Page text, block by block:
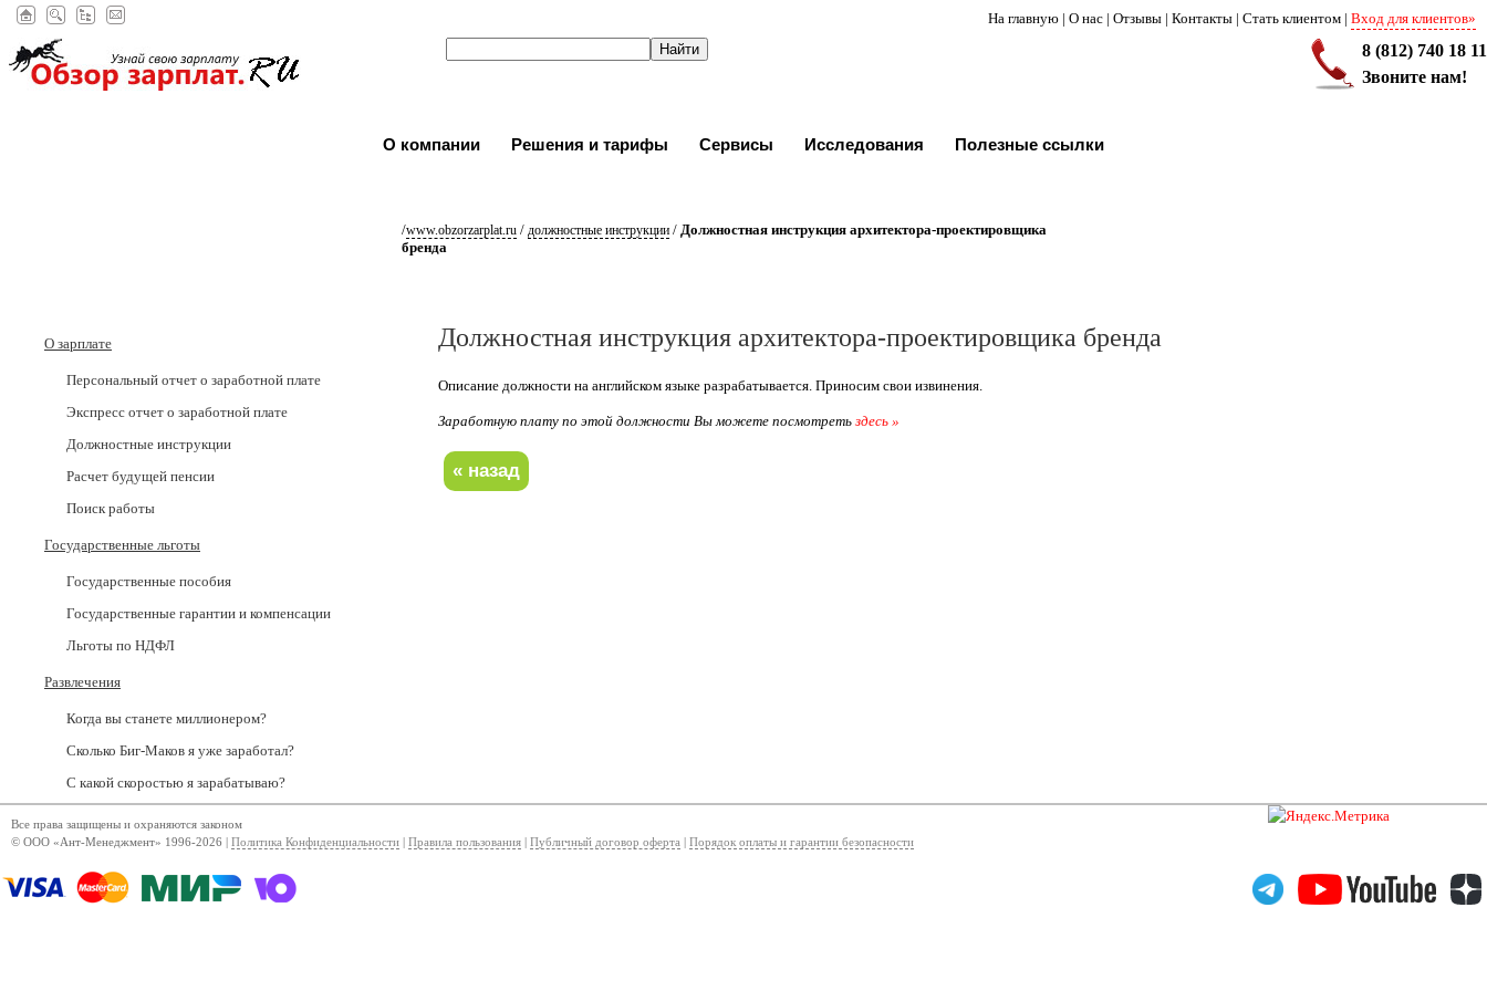
На главную | О нас | Отзывы | Контакты | Стать клиентом | Вход для клиентов»
8 (812) 740 18 11
Звоните нам!
О компании Решения и тарифы Сервисы Исследования Полезные ссылки
/www.obzorzarplat.ru/ должностные инструкции/ Должностная инструкция архитектора-проектировщика
бренда
О зарплате
Персональный отчет о заработной плате
Экспресс отчет о заработной плате
Должностные инструкции
Расчет будущей пенсии
Поиск работы
Государственные льготы
Государственные пособия
Государственные гарантии и компенсации
Льготы по НДФЛ
Развлечения
Когда вы станете миллионером?
Сколько Биг-Маков я уже заработал?
С какой скоростью я зарабатываю?
Должностная инструкция архитектора-проектировщика бренда
Описание должности на английском языке разрабатывается. Приносим свои извинения.
Заработную плату по этой должности Вы можете посмотретьздесь »
Все права защищены и охраняются законом
© ООО «Ант-Менеджмент» 1996-2026 | Политика Конфиденциальности Правила пользования Публичный договор оферта Порядок оплаты и гарантии безопасности